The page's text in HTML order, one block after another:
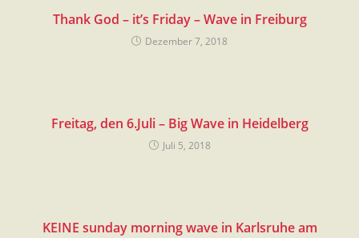
Thank God – it’s Friday – Wave in Freiburg
Dezember 7, 2018
Freitag, den 6.Juli – Big Wave in Heidelberg
Juli 5, 2018
KEINE sunday morning wave in Karlsruhe am